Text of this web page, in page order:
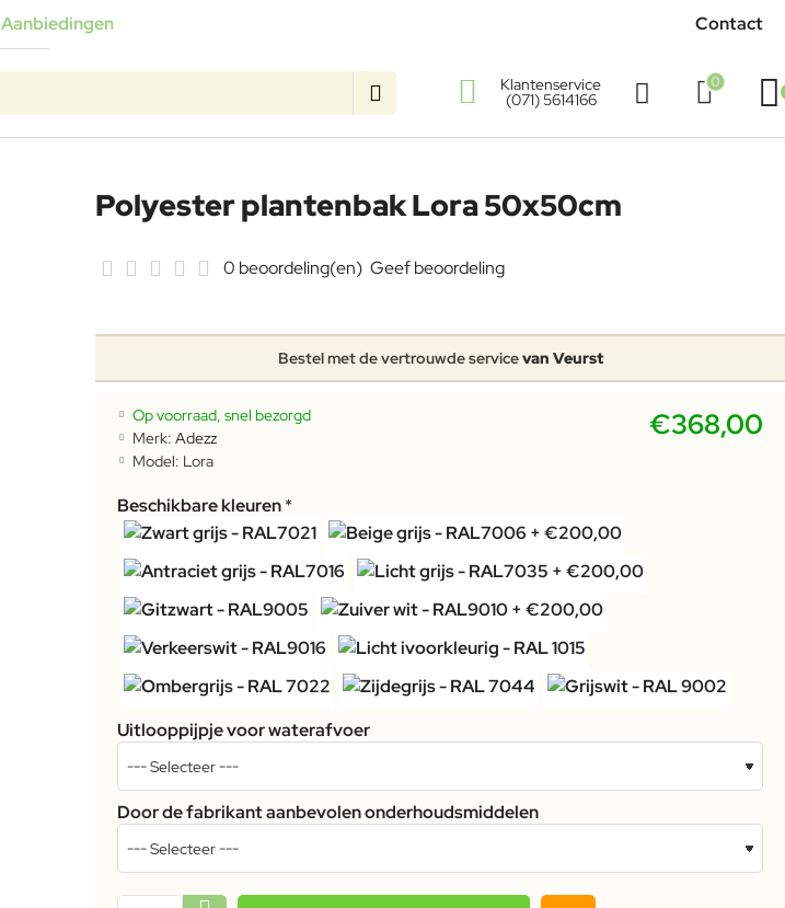
Aanbiedingen Contact
Klantenservice
(071) 5614166
0
Polyester plantenbak Lora 50x50cm
Bestel met de vertrouwde servicevan Veurst
0 beoordeling(en) Geef beoordeling
€368,00
Op voorraad, snel bezorgd
Merk: Adezz
Model: Lora
Beschikbare kleuren
Uitlooppijpje voor waterafvoer
Door de fabrikant aanbevolen onderhoudsmiddelen